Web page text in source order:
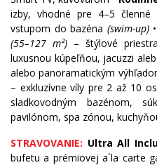
izby, vhodné pre 4–5
vstupom do bazéna (swim-up)•
(55–127 m²) – štýlové
luxusnou kúpeľňou, jacuzzi
alebo panoramatickým
– exkluzívne víly pre 2 až 10
sladkovodným bazénom,
pavilónom, spa zónou,
STRAVOVANIE: Ultra All
bufetu a prémiovej a´la carte